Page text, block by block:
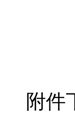
附件